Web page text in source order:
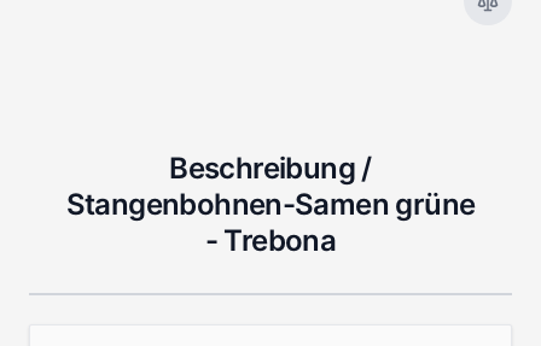
Beschreibung /
Stangenbohnen-Samen grüne
- Trebona